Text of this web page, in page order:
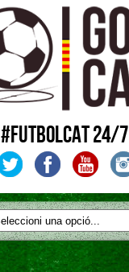
#FUTBOLCAT 24/7